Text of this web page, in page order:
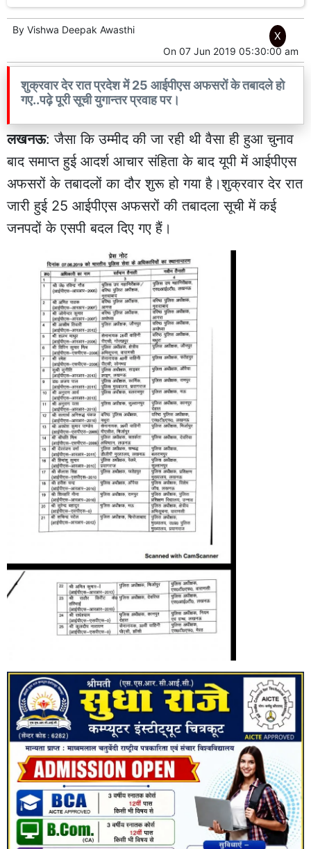
By Vishwa Deepak Awasthi
On 07 Jun 2019 05:30:00 am
शुक्रवार देर रात प्रदेश में 25 आईपीएस अफसरों के तबादले हो
गए..पढ़े पूरी सूची युगान्तर प्रवाह पर।
लखनऊ: जैसा कि उम्मीद की जा रही थी वैसा ही हुआ चुनाव
बाद समाप्त हुई आदर्श आचार संहिता के बाद यूपी में आईपीएस
अफसरों के तबादलों का दौर शुरू हो गया है।शुक्रवार देर रात
जारी हुई 25 आईपीएस अफसरों की तबादला सूची में कई
जनपदों के एसपी बदल दिए गए हैं।
X